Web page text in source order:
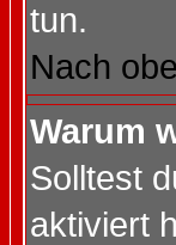
tun.
Nach
Warum
Solltest
aktiviert